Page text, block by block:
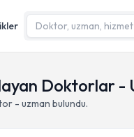
Doktorlar -
- uzman bulundu.